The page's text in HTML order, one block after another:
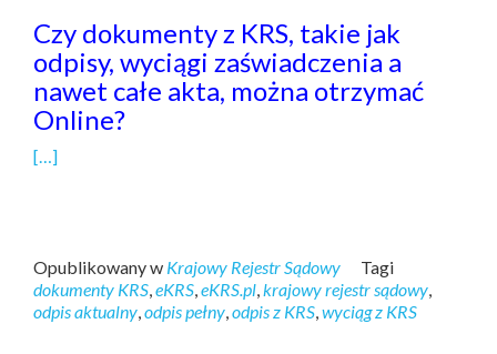
Czy dokumenty z KRS, takie jak
odpisy, wyciągi zaświadczenia a
nawet całe akta, można otrzymać
Online?
[…]
Opublikowany w Krajowy Rejestr Sądowy
Tagi
dokumenty KRS,eKRS,eKRS.pl,krajowy rejestr sądowy,
odpis aktualny,odpis pełny,odpis z KRS,wyciąg z KRS